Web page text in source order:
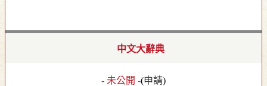
中文大辭典
- 未公開 -(申請)